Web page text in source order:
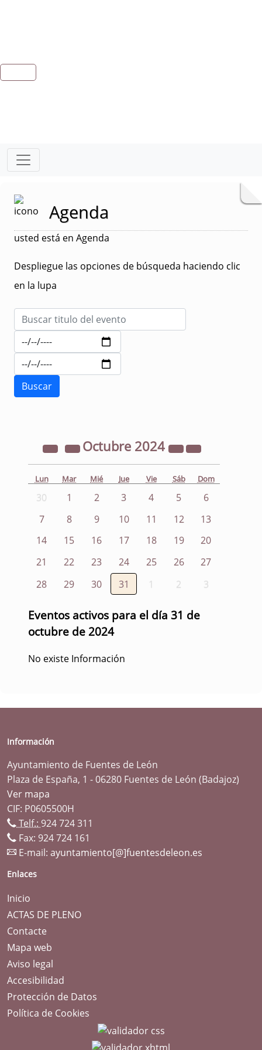
Agenda
usted está en Agenda
Despliegue las opciones de búsqueda haciendo clic
en la lupa
Octubre 2024
Lun Mar Mié Jue Vie Sáb Dom
30 1 2 3 4 5
6
7
8 9 10 11 12
13
14
15 16 17 18 19
20
21
22 23 24 25 26
27
28
29 30 31 1 2 3
Eventos activos para el día 31 de
octubre de 2024
No existe Información
Información
Ayuntamiento de Fuentes de León
Plaza de España, 1 - 06280 Fuentes de León (Badajoz)
Ver mapa
CIF: P0605500H
Telf.: 924 724 311
Fax: 924 724 161
E-mail: ayuntamiento[@]fuentesdeleon.es
Enlaces
Inicio
ACTAS DE PLENO
Contacte
Mapa web
Aviso legal
Accesibilidad
Protección de Datos
Política de Cookies